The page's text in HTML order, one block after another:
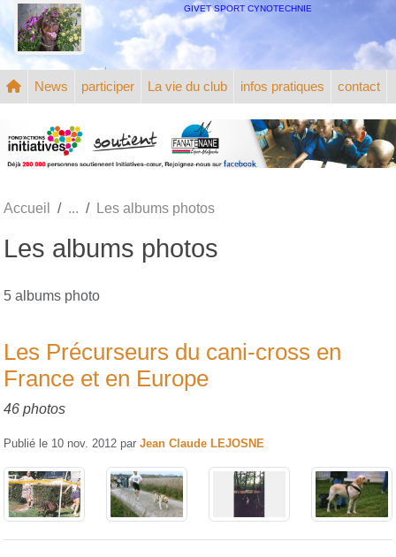
GIVET SPORT CYNOTECHNIE
News participer La vie du club infos pratiques contact
Accueil Les albums photos
Les albums photos
5 albums photo
Les Précurseurs du cani-cross en
France et en Europe
46 photos
Publié le 10 nov. 2012 par Jean Claude LEJOSNE
Panneau de gestion des cookies